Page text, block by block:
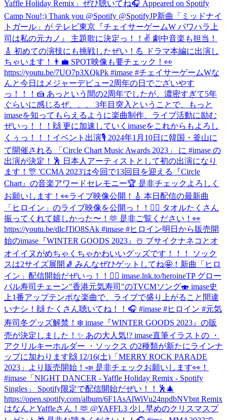
Yaffle Holiday Remix」ぜひ聴いてね🎧 Appeared on Spotify
Camp Nou!;) Thank you @Spotify @SpotifyJP新曲「ミッドナイ
トガール」が テレビ東京『チェイサーゲームW パワハラ上
司は私の元カノ』 主題歌に決定っ！！✌️ 劇中音楽も担当！
🎸 初めての演技にも挑戦したぜい！💪 ドラマ本編に出演し
ちゃいます！👨‍💼 SPOT映像も要チェック！👀
https://youtu.be/7UO7p3XQkPk #imase #チェイサーゲームWな
んと今日はメジャーデビュー2周年の日でございやす
っ！！！🍰 あっという間の2周年でしたが、濃密すぎて5年
ぐらいに感じるぜ、、、 3年目突入ということで、もっと
imaseを知ってもらえるように楽曲制作、ライブ活動に励む
ぜいっ！！！🙌 更に加速していくimaseをこれからもよろし
くぅっ！！！ イベント出演🎙 2024年1月10日に韓国・釜山に
て開催される 「Circle Chart Music Awards 2023」 に #imase の
出演が決定！🕺 日本人アーティストとして初の出演になり
ます！🎊 'CCMA 2023'は今回で13回目を迎える『Circle
Chart』の音楽アワードセレモニー🏆 是非チェックよろしく
お願いします！👀ライブ映像公開！🎸 本日配信の最新曲
「ヒロイン」のライブ映像を公開っ！！🦸‍♀️ タオルたくさん
振ってくれて嬉しかった〜！🫶 是非ご覧ください！👀
https://youtu.be/dlcJTiO8SAk #imase #ヒロイン明日から販売開
始のimase『WINTER GOODS 2023』☃️ ブサイクナネコとオ
オイイヌがめちゃくちゃかわいいグッズです！！！ ソック
スは2サイズ展開🧦 みんなぜひゲットしてね🤩！ 新曲「ヒロ
イン」配信開始だぜいっ！！🦸‍♀️ imase.lnk.to/heroineTP グロー
バル寿司チェーン"香港元気寿司"のTVCMソング🍣 imase史
上1番アップテンポな楽曲で、ライブで盛り上がること間違
いナシ！🙌 たくさん聴いてね！！🎧 #imase #ヒロイン #元気
寿司 冬グッズ解禁！❄️ imase『WINTER GOODS 2023』の販
売が決定しました！✨ あの大人気!? imase直筆イラストの ・
アクリルキーホルダー ・ソックス の2種類が新たにラインナ
ップに加わります🙌 12/16(土)「MERRY ROCK PARADE
2023」より販売開始！📣 是非チェックお願いします👀！
#imase 「NIGHT DANCER - Yaffle Holiday Remix - Spotify
Singles」 Spotify限定で配信開始だぜい！！🕺🎄
https://open.spotify.com/album/6F1AsAlWiVu24npdbNVbnt Remix
はなんとYaffleさん！🫶 @YAFFL3 少し早めのクリスマスプ